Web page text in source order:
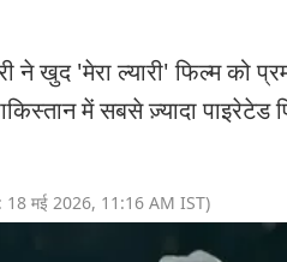
ने खुद 'मेरा ल्यारी' फिल्म को
में सबसे ज़्यादा पाइरेटेड
18 मई 2026, 11:16 AM IST)